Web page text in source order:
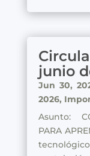
junio
Jun 30,
2026,
Asunto:
PARA